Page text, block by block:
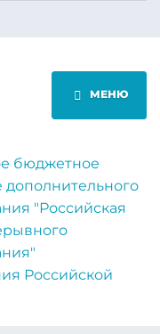
МЕНЮ
бюджетное
"Российская
Российской